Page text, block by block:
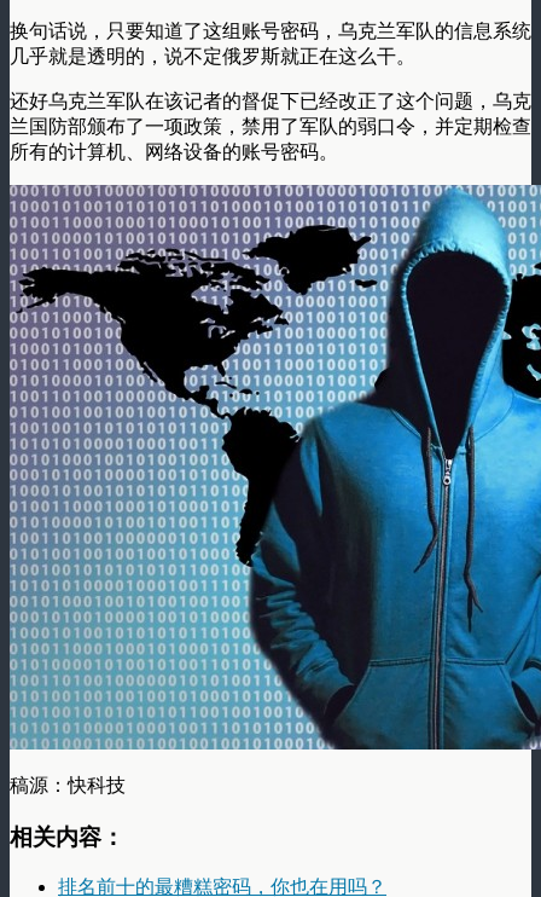
换句话说，只要知道了这组账号密码，乌克兰军队的信息系统
几乎就是透明的，说不定俄罗斯就正在这么干。
还好乌克兰军队在该记者的督促下已经改正了这个问题，乌克
兰国防部颁布了一项政策，禁用了军队的弱口令，并定期检查
所有的计算机、网络设备的账号密码。
稿源：快科技
相关内容：
排名前十的最糟糕密码，你也在用吗？